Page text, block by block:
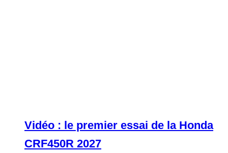
Vidéo : le premier essai de la Honda
CRF450R 2027